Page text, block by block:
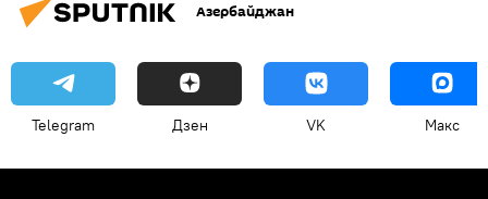
Азербайджан
Telegram Дзен VK Макс